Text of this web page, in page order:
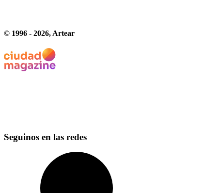
© 1996 - 2026, Artear
Seguinos en las redes